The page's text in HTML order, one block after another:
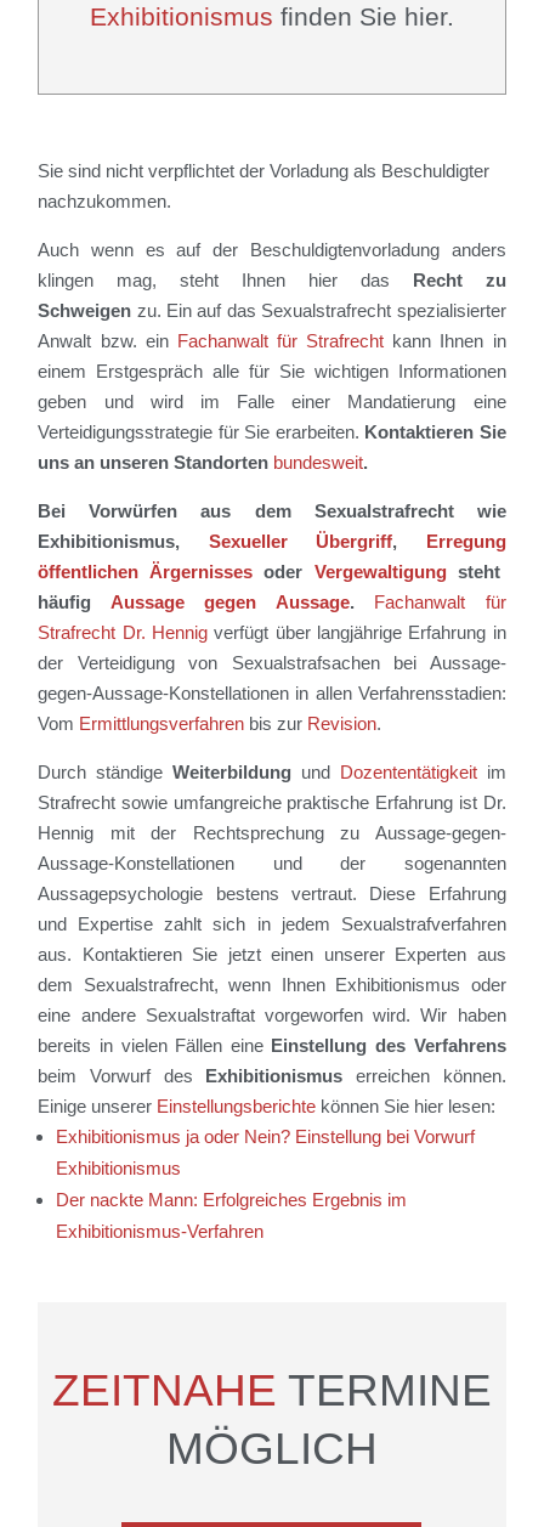
Exhibitionismus finden Sie hier.
Sie sind nicht verpflichtet der Vorladung als Beschuldigter
nachzukommen.
Auch wenn es auf der Beschuldigtenvorladung anders
klingen mag, steht Ihnen hier das Recht zu
Schweigen zu. Ein auf das Sexualstrafrecht spezialisierter
Anwalt bzw. ein Fachanwalt für Strafrecht kann Ihnen in
einem Erstgespräch alle für Sie wichtigen Informationen
geben und wird im Falle einer Mandatierung eine
Verteidigungsstrategie für Sie erarbeiten. Kontaktieren Sie
uns an unseren Standorten bundesweit.
Bei Vorwürfen aus dem Sexualstrafrecht wie
Exhibitionismus, Sexueller Übergriff, Erregung
öffentlichen Ärgernisses oder Vergewaltigungsteht
häufig Aussage gegen Aussage. Fachanwalt für
Strafrecht Dr. Hennig verfügt über langjährige Erfahrung in
der Verteidigung von Sexualstrafsachen bei Aussage-
gegen-Aussage-Konstellationen in allen Verfahrensstadien:
Vom Ermittlungsverfahren bis zur Revision.
Durch ständigeWeiterbildung und Dozententätigkeitim
Strafrecht sowie umfangreiche praktische Erfahrung ist Dr.
Hennig mit der Rechtsprechung zu Aussage-gegen-
Aussage-Konstellationen und der sogenannten
Aussagepsychologie bestens vertraut. Diese Erfahrung
und Expertise zahlt sich in jedem Sexualstrafverfahren
aus. Kontaktieren Sie jetzt einen unserer Experten aus
dem Sexualstrafrecht, wenn Ihnen Exhibitionismus oder
eine andere Sexualstraftat vorgeworfen wird. Wir haben
bereits in vielen Fällen eine Einstellung des Verfahrens
beim Vorwurf des Exhibitionismus erreichen können.
Einige unserer Einstellungsberichte können Sie hier lesen:
Exhibitionismus ja oder Nein? Einstellung bei Vorwurf
Exhibitionismus
Der nackte Mann: Erfolgreiches Ergebnis im
Exhibitionismus-Verfahren
ZEITNAHE TERMINE
MÖGLICH